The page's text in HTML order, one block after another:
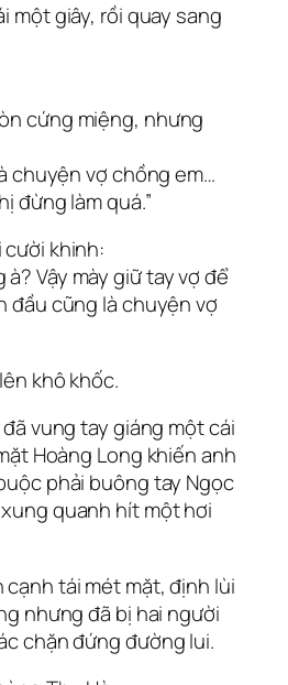
một giây, rồi quay sang
cứng miệng, nhưng
chuyện vợ chồng em…
đừng làm quá.”
cười khinh:
Vậy mày giữ tay vợ để
đầu cũng là chuyện vợ
khô khốc.
vung tay giáng một cái
Hoàng Long khiến anh
phải buông tay Ngọc
quanh hít một hơi
tái mét mặt, định lùi
nhưng đã bị hai người
chặn đứng đường lui.